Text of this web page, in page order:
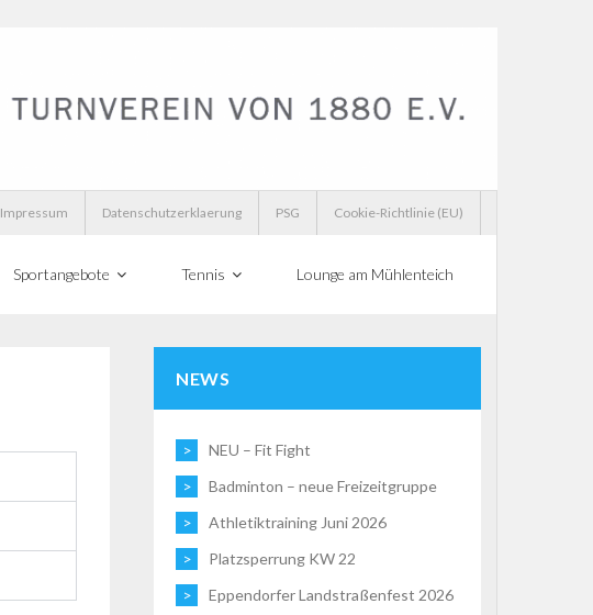
Impressum Datenschutzerklaerung PSG Cookie-Richtlinie (EU)
Sportangebote Tennis Lounge am Mühlenteich
NEWS
NEU – Fit Fight
Badminton – neue Freizeitgruppe
Athletiktraining Juni 2026
Platzsperrung KW 22
Eppendorfer Landstraßenfest 2026